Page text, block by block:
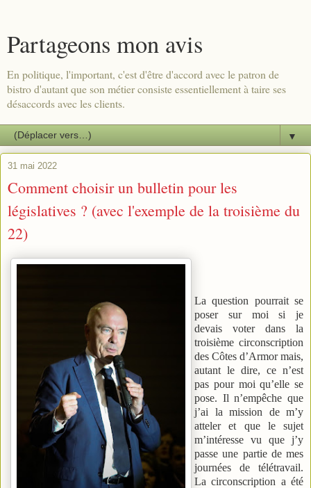
Partageons mon avis
En politique, l'important, c'est d'être d'accord avec le patron de
bistro d'autant que son métier consiste essentiellement à taire ses
désaccords avec les clients.
▼
31 mai 2022
Comment choisir un bulletin pour les
législatives ? (avec l'exemple de la troisième du
22)
La question pourrait se
poser sur moi si je
devais voter dans la
troisième circonscription
des Côtes d’Armor mais,
autant le dire, ce n’est
pas pour moi qu’elle se
pose. Il n’empêche que
j’ai la mission de m’y
atteler et que le sujet
m’intéresse vu que j’y
passe une partie de mes
journées de télétravail.
La circonscription a été